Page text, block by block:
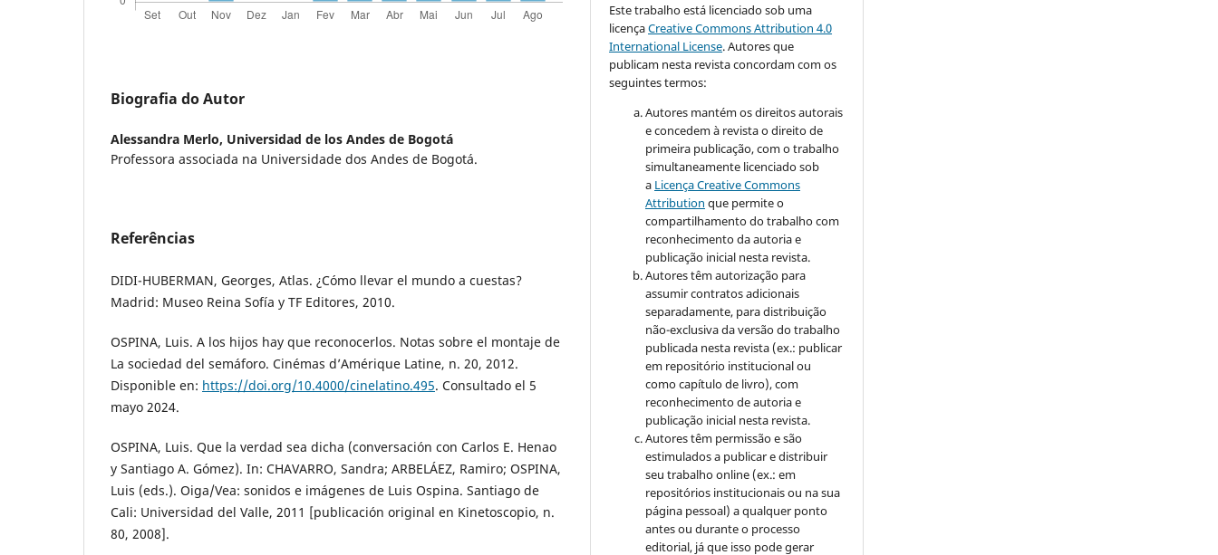
Biografia do Autor
Alessandra Merlo, Universidad de los Andes de Bogotá
Professora associada na Universidade dos Andes de Bogotá.
Referências
DIDI-HUBERMAN, Georges, Atlas. ¿Cómo llevar el mundo a cuestas?
Madrid: Museo Reina Sofía y TF Editores, 2010.
OSPINA, Luis. A los hijos hay que reconocerlos. Notas sobre el montaje de
La sociedad del semáforo. Cinémas d’Amérique Latine, n. 20, 2012.
Disponible en: https://doi.org/10.4000/cinelatino.495. Consultado el 5
mayo 2024.
OSPINA, Luis. Que la verdad sea dicha (conversación con Carlos E. Henao
y Santiago A. Gómez). In: CHAVARRO, Sandra; ARBELÁEZ, Ramiro; OSPINA,
Luis (eds.). Oiga/Vea: sonidos e imágenes de Luis Ospina. Santiago de
Cali: Universidad del Valle, 2011 [publicación original en Kinetoscopio, n.
80, 2008].
Este trabalho está licenciado sob uma
licençaCreative Commons Attribution 4.0
International License.Autores que
publicam nesta revista concordam com os
seguintes termos:
Autores mantém os direitos autorais
e concedem à revista o direito de
primeira publicação, com o trabalho
simultaneamente licenciado sob
a Licença Creative Commons
Attribution que permite o
compartilhamento do trabalho com
reconhecimento da autoria e
publicação inicial nesta revista.
Autores têm autorização para
assumir contratos adicionais
separadamente, para distribuição
não-exclusiva da versão do trabalho
publicada nesta revista (ex.: publicar
em repositório institucional ou
como capítulo de livro), com
reconhecimento de autoria e
publicação inicial nesta revista.
Autores têm permissão e são
estimulados a publicar e distribuir
seu trabalho online (ex.: em
repositórios institucionais ou na sua
página pessoal) a qualquer ponto
antes ou durante o processo
editorial, já que isso pode gerar